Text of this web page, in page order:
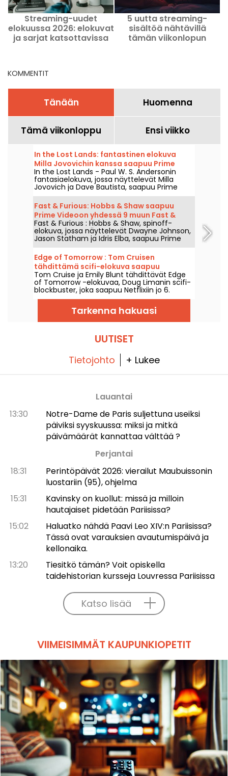
Streaming-uudet
elokuussa 2026: elokuvat
ja sarjat katsottavissa
5 uutta streaming-
sisältöä nähtävillä
tämän viikonlopun
KOMMENTIT
Tänään Huomenna
Tämä viikonloppu Ensi viikko
In the Lost Lands: fantastinen elokuva
Milla Jovovichin kanssa saapuu Prime
Videoon
In the Lost Lands - Paul W. S. Andersonin
fantasiaelokuva, jossa näyttelevät Milla
Jovovich ja Dave Bautista, saapuu Prime
Videoon 7. elokuuta 2026.
Fast & Furious: Hobbs & Shaw saapuu
Prime Videoon yhdessä 9 muun Fast &
Furious -elokuvan kanssa
Fast & Furious : Hobbs & Shaw, spinoff-
elokuva, jossa näyttelevät Dwayne Johnson,
Jason Statham ja Idris Elba, saapuu Prime
Videoon 1. elokuuta 2026.
Edge of Tomorrow : Tom Cruisen
tähdittämä scifi-elokuva saapuu
Netflixiin
Tom Cruise ja Emily Blunt tähdittävät Edge
of Tomorrow -elokuvaa, Doug Limanin scifi-
blockbuster, joka saapuu Netflixiin jo 6.
elokuuta 2026.
Tarkenna hakuasi
UUTISET
Tietojohto + Lukee
Lauantai
13:30
Notre-Dame de Paris suljettuna useiksi
päiviksi syyskuussa: miksi ja mitkä
päivämäärät kannattaa välttää ?
Perjantai
18:31
Perintöpäivät 2026: vierailut Maubuissonin
luostariin (95), ohjelma
15:31
Kavinsky on kuollut: missä ja milloin
hautajaiset pidetään Pariisissa?
15:02
Haluatko nähdä Paavi Leo XIV:n Pariisissa?
Tässä ovat varauksien avautumispäivä ja
kellonaika.
13:20
Tiesitkö tämän? Voit opiskella
taidehistorian kursseja Louvressa Pariisissa
Katso lisää
VIIMEISIMMÄT KAUPUNKIOPETIT